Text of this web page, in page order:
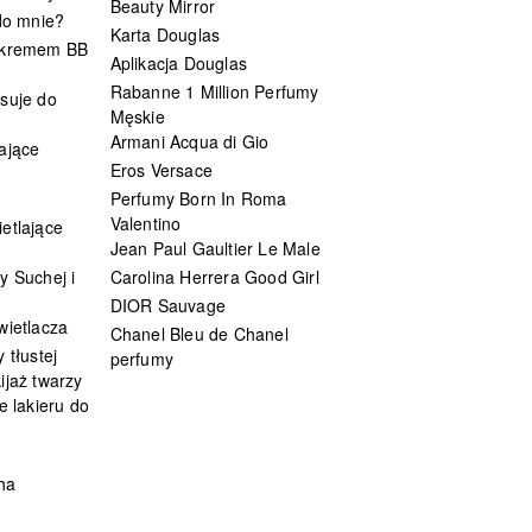
mnie?
BB
do
Suchej i
tłustej
twarzy
lakieru do
Beauty Mirror
Karta Douglas
Aplikacja Douglas
Rabanne 1 Million Perfumy
Męskie
Armani Acqua di Gio
Eros Versace
Perfumy Born In Roma
Valentino
Jean Paul Gaultier Le Male
Carolina Herrera Good Girl
DIOR Sauvage
Chanel Bleu de Chanel
perfumy